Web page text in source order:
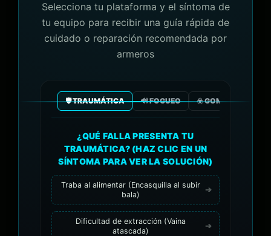
Selecciona tu plataforma y el síntoma de
tu equipo para recibir una guía rápida de
cuidado o reparación recomendada por
armeros
🛡️ TRAUMÁTICA 🔊 FOGUEO ☣️ GOMA/GAS CO2
¿QUÉ FALLA PRESENTA TU
TRAUMÁTICA? (HAZ CLIC EN UN
SÍNTOMA PARA VER LA SOLUCIÓN)
Traba al alimentar (Encasquilla al subir
bala)
Dificultad de extracción (Vaina
atascada)